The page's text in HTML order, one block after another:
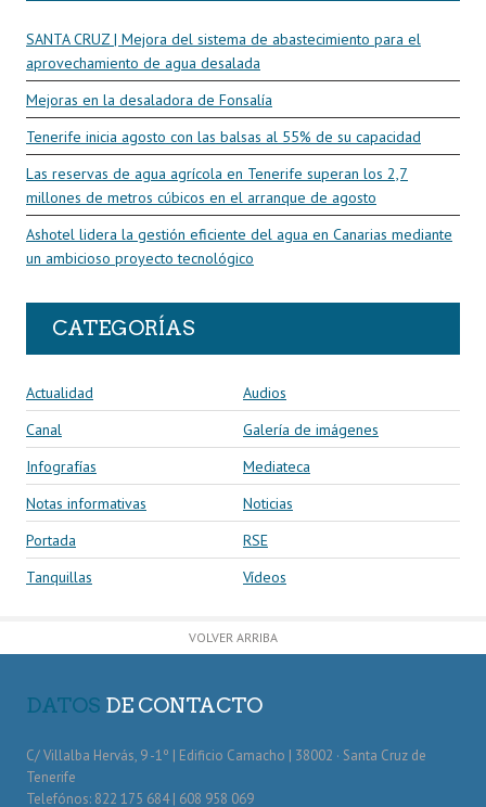
SANTA CRUZ | Mejora del sistema de abastecimiento para el
aprovechamiento de agua desalada
Mejoras en la desaladora de Fonsalía
Tenerife inicia agosto con las balsas al 55% de su capacidad
Las reservas de agua agrícola en Tenerife superan los 2,7
millones de metros cúbicos en el arranque de agosto
Ashotel lidera la gestión eficiente del agua en Canarias mediante
un ambicioso proyecto tecnológico
CATEGORÍAS
Actualidad
Audios
Canal
Galería de imágenes
Infografías
Mediateca
Notas informativas
Noticias
Portada
RSE
Tanquillas
Vídeos
VOLVER ARRIBA
DATOS DE CONTACTO
C/ Villalba Hervás, 9 -1º | Edificio Camacho | 38002 · Santa Cruz de
Tenerife
Telefónos: 822 175 684 | 608 958 069